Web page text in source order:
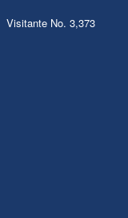
Visitante No. 3,373